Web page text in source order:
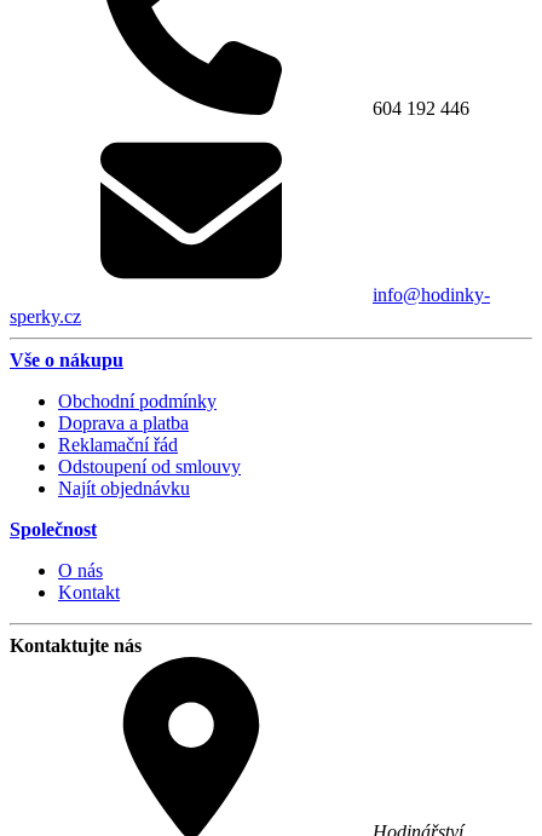
604 192 446
info@hodinky-
sperky.cz
Vše o nákupu
Obchodní podmínky
Doprava a platba
Reklamační řád
Odstoupení od smlouvy
Najít objednávku
Společnost
O nás
Kontakt
Kontaktujte nás
Hodinářství